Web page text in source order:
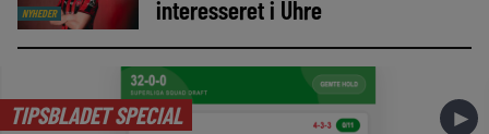
NYHEDER
interesseret i Uhre
TIPSBLADET SPECIAL ►